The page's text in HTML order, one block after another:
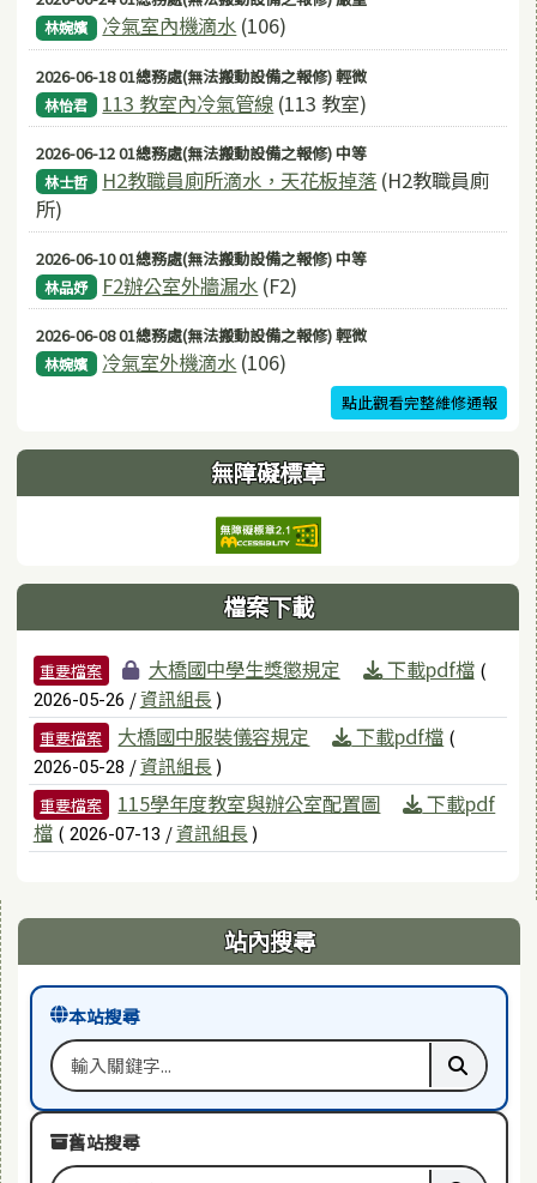
林婉嬪 冷氣室內機滴水 (106)
2026-06-18 01總務處(無法搬動設備之報修) 輕微
林怡君 113 教室內冷氣管線 (113 教室)
2026-06-12 01總務處(無法搬動設備之報修) 中等
林士哲 H2教職員廁所滴水，天花板掉落 (H2教職員廁
所)
2026-06-10 01總務處(無法搬動設備之報修) 中等
林品妤 F2辦公室外牆漏水 (F2)
2026-06-08 01總務處(無法搬動設備之報修) 輕微
林婉嬪 冷氣室外機滴水 (106)
點此觀看完整維修通報
無障礙標章
檔案下載
檔案列表
重要檔案 大橋國中學生獎懲規定 下載pdf檔 (
2026-05-26 /資訊組長 )
重要檔案 大橋國中服裝儀容規定 下載pdf檔 (
2026-05-28 /資訊組長 )
重要檔案 115學年度教室與辦公室配置圖
下載pdf
檔 ( 2026-07-13 /資訊組長 )
右邊區域內容 站內搜尋
本站搜尋
搜尋關鍵字 執行本
舊站搜尋